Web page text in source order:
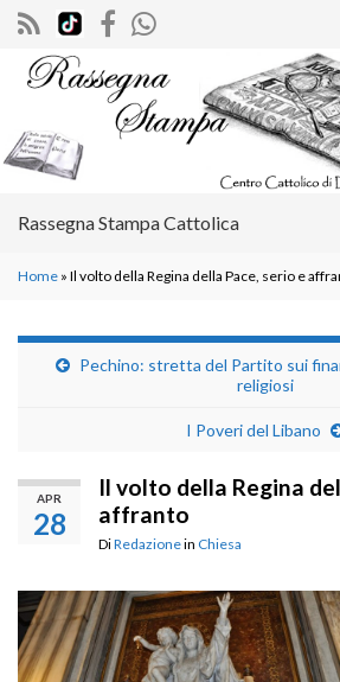
Search for:
Rassegna Stampa Cattolica
Home » Il volto della Regina della Pace, serio e
Pechino: stretta del Partito sui
religiosi
I Poveri del Libano
APR
28
Il volto della Regina
affranto
DiRedazionein Chiesa